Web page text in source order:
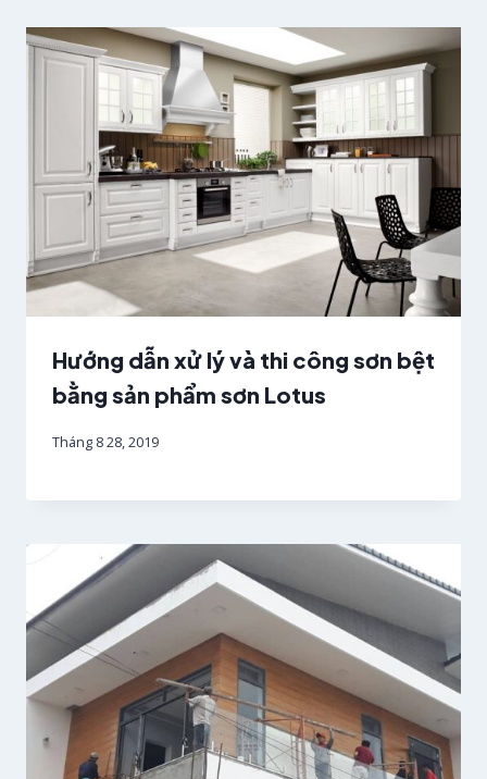
Hướng dẫn xử lý và thi công sơn bệt
bằng sản phẩm sơn Lotus
Tháng 8 28, 2019